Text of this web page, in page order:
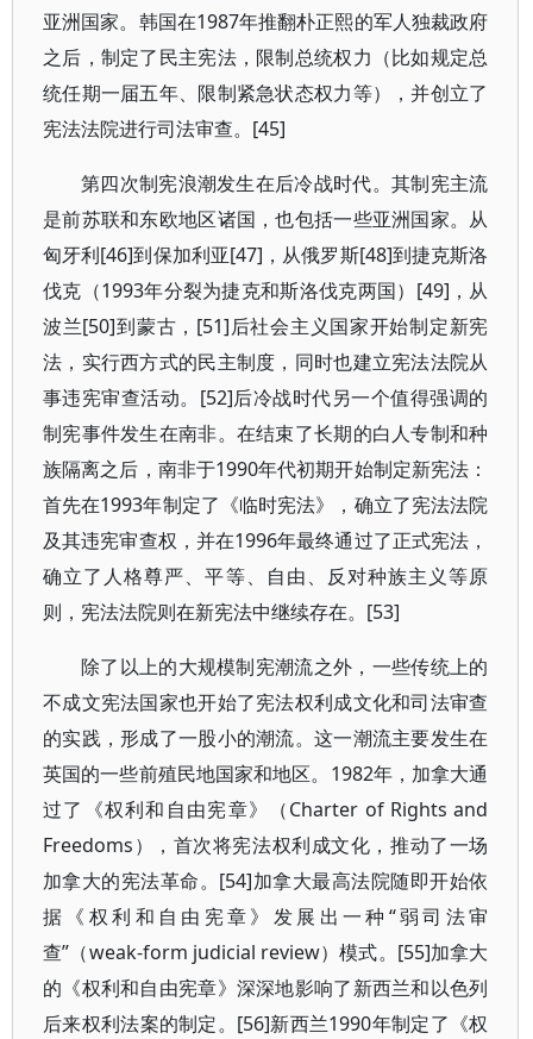
亚洲国家。韩国在1987年推翻朴正熙的军人独裁政府
之后，制定了民主宪法，限制总统权力（比如规定总
统任期一届五年、限制紧急状态权力等），并创立了
宪法法院进行司法审查。[45]
第四次制宪浪潮发生在后冷战时代。其制宪主流
是前苏联和东欧地区诸国，也包括一些亚洲国家。从
匈牙利[46]到保加利亚[47]，从俄罗斯[48]到捷克斯洛
伐克（1993年分裂为捷克和斯洛伐克两国）[49]，从
波兰[50]到蒙古，[51]后社会主义国家开始制定新宪
法，实行西方式的民主制度，同时也建立宪法法院从
事违宪审查活动。[52]后冷战时代另一个值得强调的
制宪事件发生在南非。在结束了长期的白人专制和种
族隔离之后，南非于1990年代初期开始制定新宪法：
首先在1993年制定了《临时宪法》，确立了宪法法院
及其违宪审查权，并在1996年最终通过了正式宪法，
确立了人格尊严、平等、自由、反对种族主义等原
则，宪法法院则在新宪法中继续存在。[53]
除了以上的大规模制宪潮流之外，一些传统上的
不成文宪法国家也开始了宪法权利成文化和司法审查
的实践，形成了一股小的潮流。这一潮流主要发生在
英国的一些前殖民地国家和地区。1982年，加拿大通
过了《权利和自由宪章》（Charter of Rights and
Freedoms），首次将宪法权利成文化，推动了一场
加拿大的宪法革命。[54]加拿大最高法院随即开始依
据《权利和自由宪章》发展出一种“弱司法审
查”（weak-form judicial review）模式。[55]加拿大
的《权利和自由宪章》深深地影响了新西兰和以色列
后来权利法案的制定。[56]新西兰1990年制定了《权